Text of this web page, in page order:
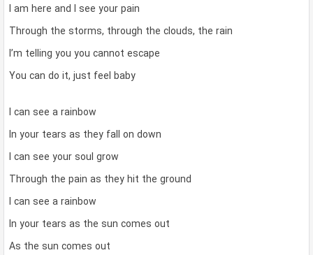
I am here and I see your pain
Through the storms, through the clouds, the rain
I’m telling you you cannot escape
You can do it, just feel baby
I can see a rainbow
In your tears as they fall on down
I can see your soul grow
Through the pain as they hit the ground
I can see a rainbow
In your tears as the sun comes out
As the sun comes out